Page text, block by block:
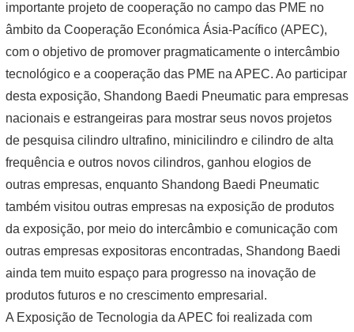
importante projeto de cooperação no campo das PME no
âmbito da Cooperação Económica Ásia-Pacífico (APEC),
com o objetivo de promover pragmaticamente o intercâmbio
tecnológico e a cooperação das PME na APEC. Ao participar
desta exposição, Shandong Baedi Pneumatic para empresas
nacionais e estrangeiras para mostrar seus novos projetos
de pesquisa cilindro ultrafino, minicilindro e cilindro de alta
frequência e outros novos cilindros, ganhou elogios de
outras empresas, enquanto Shandong Baedi Pneumatic
também visitou outras empresas na exposição de produtos
da exposição, por meio do intercâmbio e comunicação com
outras empresas expositoras encontradas, Shandong Baedi
ainda tem muito espaço para progresso na inovação de
produtos futuros e no crescimento empresarial.
A Exposição de Tecnologia da APEC foi realizada com